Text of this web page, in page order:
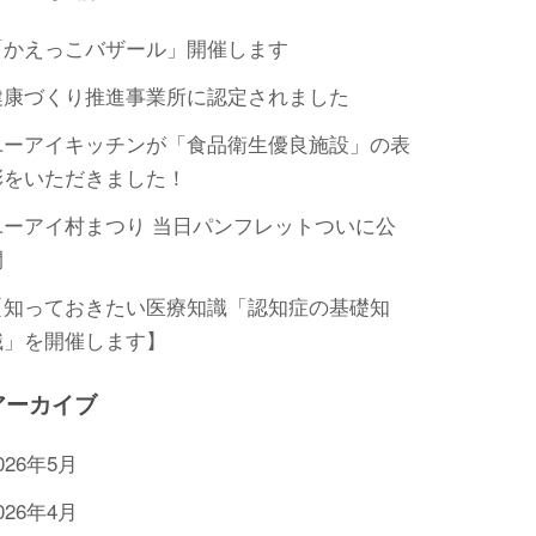
えっこバザール」開催します
づくり推進事業所に認定されました
アイキッチンが「食品衛生優良施設」の表
いただきました！
アイ村まつり 当日パンフレットついに公
っておきたい医療知識「認知症の基礎知
を開催します】
ーカイブ
年5月
年4月